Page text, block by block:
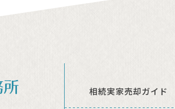
相続実家売却ガイド